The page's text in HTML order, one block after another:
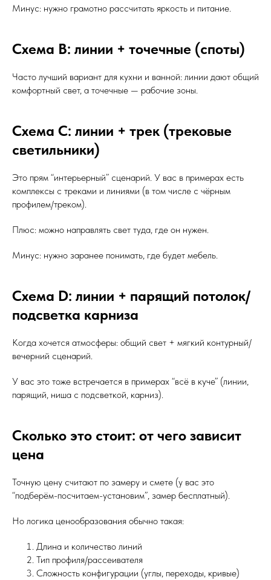
Минус: нужно грамотно рассчитать яркость и питание.
Схема B: линии + точечные (споты)
Часто лучший вариант для кухни и ванной: линии дают общий
комфортный свет, а точечные — рабочие зоны.
Схема C: линии + трек (трековые
светильники)
Это прям “интерьерный” сценарий. У вас в примерах есть
комплексы с треками и линиями (в том числе с чёрным
профилем/треком).
Плюс: можно направлять свет туда, где он нужен.
Минус: нужно заранее понимать, где будет мебель.
Схема D: линии + парящий потолок/
подсветка карниза
Когда хочется атмосферы: общий свет + мягкий контурный/
вечерний сценарий.
У вас это тоже встречается в примерах “всё в куче” (линии,
парящий, ниша с подсветкой, карниз).
Сколько это стоит: от чего зависит
цена
Точную цену считают по замеру и смете (у вас это
“подберём-посчитаем-установим”, замер бесплатный).
Но логика ценообразования обычно такая:
Длина и количество линий
Тип профиля/рассеивателя
Сложность конфигурации (углы, переходы, кривые)